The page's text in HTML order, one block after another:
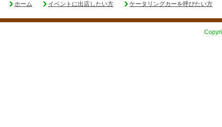
ホーム イベントに出店したい方 ケータリングカーを呼びたい方